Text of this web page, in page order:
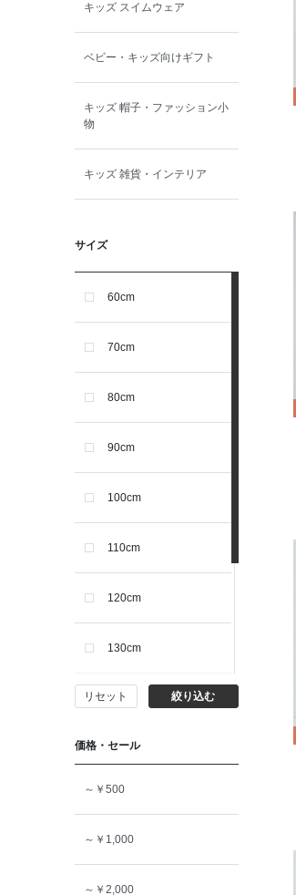
キッズ スイムウェア
ベビー・キッズ向けギフト
キッズ 帽子・ファッション小
物
キッズ 雑貨・インテリア
サイズ
60cm
70cm
80cm
90cm
100cm
110cm
120cm
130cm
140cm
150cm
リセット 絞り込む
価格・セール
～￥500
～￥1,000
～￥2,000